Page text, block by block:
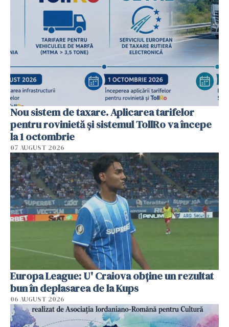
Nou sistem de taxare. Aplicarea tarifelor
pentru rovinietă şi sistemul TollRo va începe
la 1 octombrie
07 AUGUST 2026
Europa League: U' Craiova obține un rezultat
bun în deplasarea de la Kups
06 AUGUST 2026